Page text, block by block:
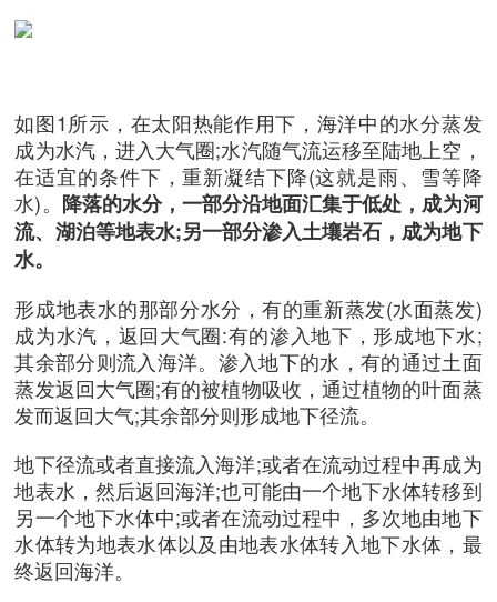
如图1所示，在太阳热能作用下，海洋中的水分蒸发
成为水汽，进入大气圈;水汽随气流运移至陆地上空，
在适宜的条件下，重新凝结下降(这就是雨、雪等降
水)。 降落的水分，一部分沿地面汇集于低处，成为河
流、湖泊等地表水;另一部分渗入土壤岩石，成为地下
水。
形成地表水的那部分水分，有的重新蒸发(水面蒸发)
成为水汽，返回大气圈:有的渗入地下，形成地下水;
其余部分则流入海洋。渗入地下的水，有的通过土面
蒸发返回大气圈;有的被植物吸收，通过植物的叶面蒸
发而返回大气;其余部分则形成地下径流。
地下径流或者直接流入海洋;或者在流动过程中再成为
地表水，然后返回海洋;也可能由一个地下水体转移到
另一个地下水体中;或者在流动过程中，多次地由地下
水体转为地表水体以及由地表水体转入地下水体，最
终返回海洋。